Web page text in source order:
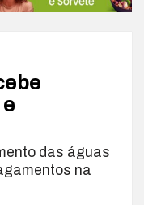
das águas
na